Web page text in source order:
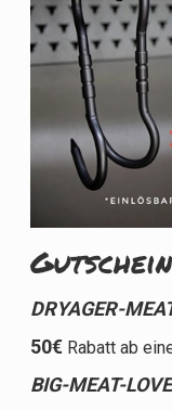
DRYAGER-
50€Rabatt ab
BIG-MEAT-